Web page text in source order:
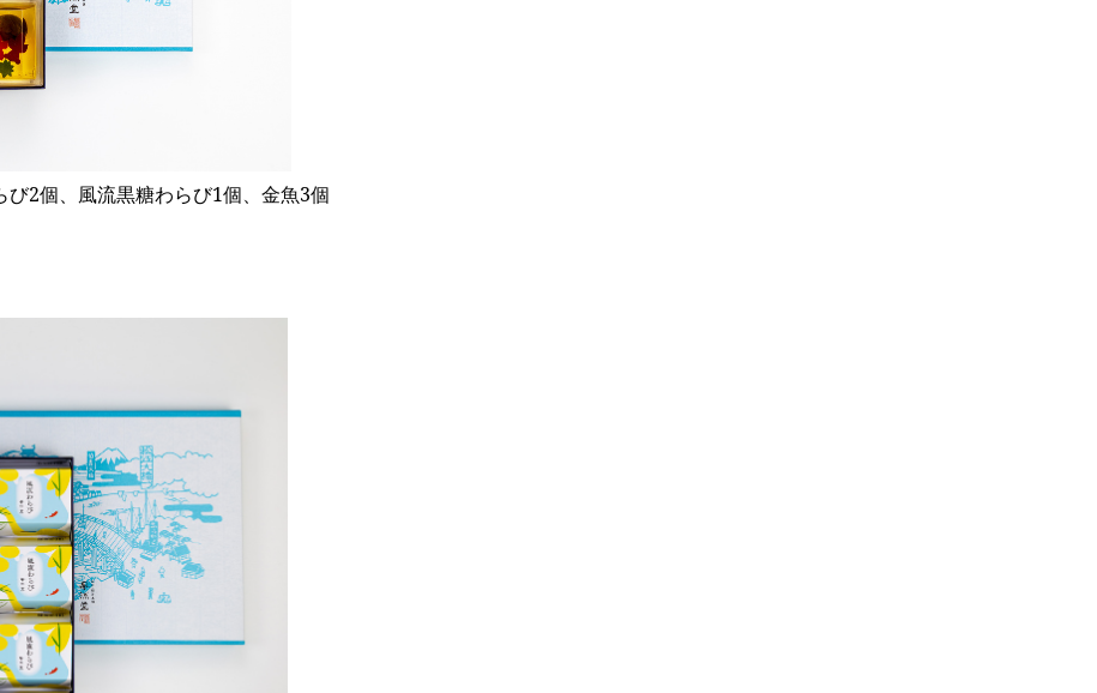
2個、風流黒糖わらび1個、金魚3個